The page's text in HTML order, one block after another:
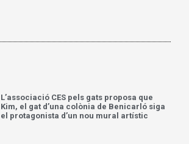
L’associació CES pels gats proposa que
Kim, el gat d’una colònia de Benicarló siga
el protagonista d’un nou mural artístic